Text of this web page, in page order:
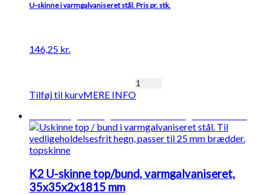
U-skinne i varmgalvaniseret stål. Pris pr. stk.
146,25 kr.
top/bund,
varmgalvaniseret,
35x35x2x2235
Tilføj til kurvMERE INFO
K2 U-skinne top/bund, varmgalvaniseret,
35x35x2x1815 mm